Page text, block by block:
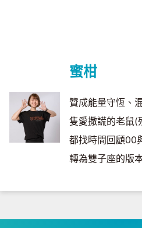
蜜柑
贊成能量守恆、
隻愛撒謊的老鼠(
都找時間回顧00
轉為雙子座的版